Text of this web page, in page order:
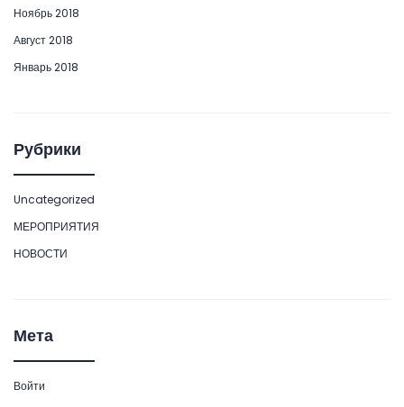
Ноябрь 2018
Август 2018
Январь 2018
Рубрики
Uncategorized
МЕРОПРИЯТИЯ
НОВОСТИ
Мета
Войти